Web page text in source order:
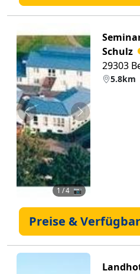
Zurück Weiter
1 / 4 📷
Schulz
29303
5.8km
Preise &